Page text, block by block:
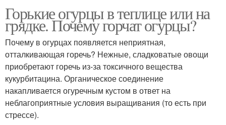
Горькие огурцы в теплице или на
грядке. Почему горчат огурцы?
Почему в огурцах появляется неприятная,
отталкивающая горечь? Нежные, сладковатые овощи
приобретают горечь из-за токсичного вещества
кукурбитацина. Органическое соединение
накапливается огуречным кустом в ответ на
неблагоприятные условия выращивания (то есть при
стрессе).